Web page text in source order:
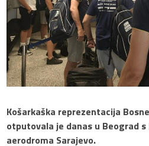
Košarkaška reprezentacija
otputovala je danas u Beograd
aerodroma Sarajevo.